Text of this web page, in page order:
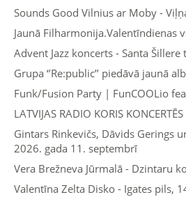
Sounds Good Vilnius ar Moby -
Jaunā Filharmonija.Valentīndienas
Advent Jazz koncerts - Santa
Grupa ‘’Re:public’’ piedāvā jaunā
Funk/Fusion Party | FunCOOLio
LATVIJAS RADIO KORIS
Gintars Rinkevičs, Dāvids Gerings
2026. gada 11. septembrī
Vera Brežneva Jūrmalā - Dzintaru
Valentīna Zelta Disko - Igates pils,